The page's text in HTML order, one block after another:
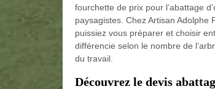
fourchette de prix pour l’abattage
paysagistes. Chez Artisan Adolphe
puissiez vous préparer et choisir
différencie selon le nombre de
du travail.
Découvrez le devis